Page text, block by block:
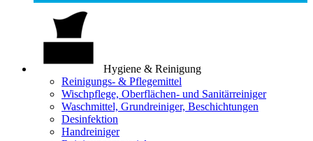
Hygiene & Reinigung
Reinigungs- & Pflegemittel
Wischpflege, Oberflächen- und Sanitärreiniger
Waschmittel, Grundreiniger, Beschichtungen
Desinfektion
Handreiniger